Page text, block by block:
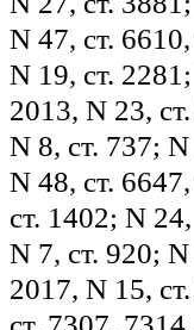
N 47, ст.
N 19, ст.
2013, N 23,
N 8, ст. 737;
N 48, ст.
ст. 1402; N
N 7, ст. 920;
2017, N 15,